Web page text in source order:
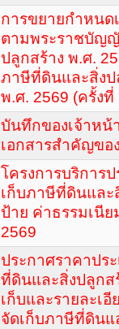
การขยายกำหนด
ตามพระราชบัญ
ปลูกสร้าง พ.ศ.
ภาษีที่ดินและสิ่งป
พ.ศ. 2569 (ครั้งที่
บันทึกของเจ้าหน้
เอกสารสำคัญขอ
โครงการบริการ
เก็บภาษีที่ดินและ
ป้าย ค่าธรรมเนี
2569
ประกาศราคาปร
ที่ดินและสิ่งปลูกส
เก็บและรายละเ
จัดเก็บภาษีที่ดินแ